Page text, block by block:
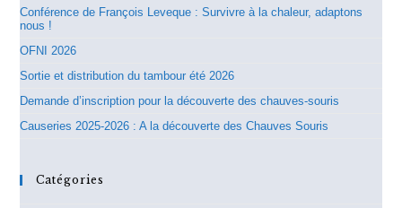
Conférence de François Leveque : Survivre à la chaleur, adaptons
nous !
OFNI 2026
Sortie et distribution du tambour été 2026
Demande d’inscription pour la découverte des chauves-souris
Causeries 2025-2026 : A la découverte des Chauves Souris
Catégories